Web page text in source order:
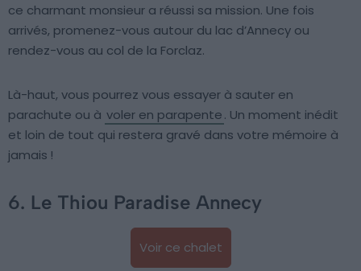
ce charmant monsieur a réussi sa mission. Une fois
arrivés, promenez-vous autour du lac d’Annecy ou
rendez-vous au col de la Forclaz.
Là-haut, vous pourrez vous essayer à sauter en
parachute ou à voler en parapente. Un moment inédit
et loin de tout qui restera gravé dans votre mémoire à
jamais !
6. Le Thiou Paradise Annecy
Voir ce chalet